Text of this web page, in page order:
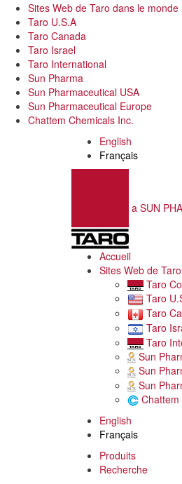
Sites Web de Taro dans le monde
Taro U.S.A
Taro Canada
Taro Israel
Taro International
Sun Pharma
Sun Pharmaceutical USA
Sun Pharmaceutical Europe
Chattem Chemicals Inc.
English
Français
a SUN
Accueil
Sites Web de
Taro
Taro
Taro
Taro
Taro
Sun
Sun
Sun
Chattem
English
Français
Produits
Recherche